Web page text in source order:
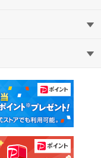
ション
建て
住まいの先生